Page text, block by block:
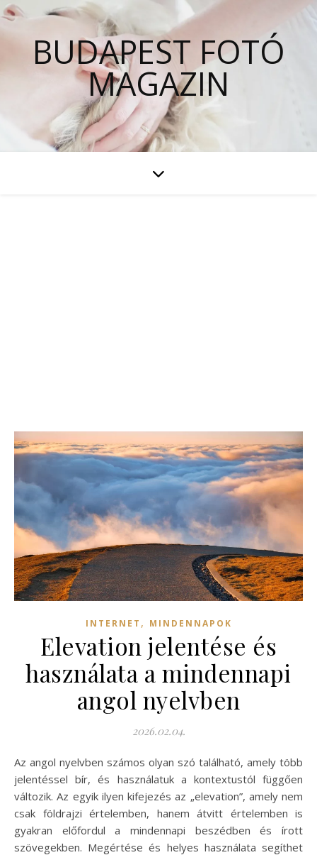
BUDAPEST FOTÓ
MAGAZIN
INTERNET , MINDENNAPOK
Elevation jelentése és
használata a mindennapi
angol nyelvben
2026.02.04.
Az angol nyelvben számos olyan szó található, amely több
jelentéssel bír, és használatuk a kontextustól függően
változik. Az egyik ilyen kifejezés az „elevation”, amely nem
csak földrajzi értelemben, hanem átvitt értelemben is
gyakran előfordul a mindennapi beszédben és írott
szövegekben. Megértése és helyes használata segíthet